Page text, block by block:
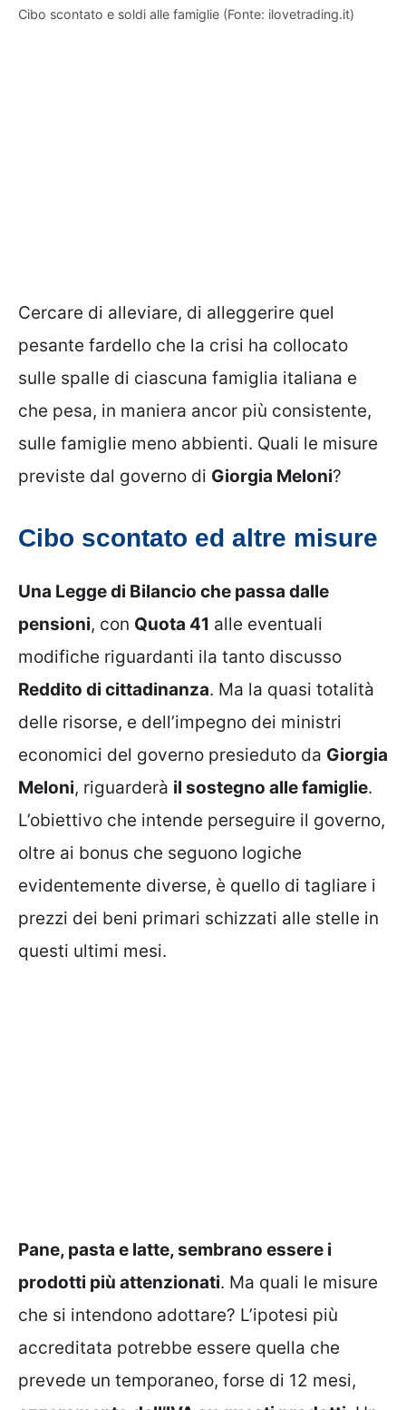
Cibo scontato e soldi alle famiglie (Fonte: ilovetrading.it)
Cercare di alleviare, di alleggerire quel
pesante fardello che la crisi ha collocato
sulle spalle di ciascuna famiglia italiana e
che pesa, in maniera ancor più consistente,
sulle famiglie meno abbienti. Quali le misure
previste dal governo di Giorgia Meloni?
Cibo scontato ed altre misure
Una Legge di Bilancio che passa dalle
pensioni, con Quota 41 alle eventuali
modifiche riguardanti ila tanto discusso
Reddito di cittadinanza. Ma la quasi totalità
delle risorse, e dell’impegno dei ministri
economici del governo presieduto da Giorgia
Meloni, riguarderà il sostegno alle famiglie.
L’obiettivo che intende perseguire il governo,
oltre ai bonus che seguono logiche
evidentemente diverse, è quello di tagliare i
prezzi dei beni primari schizzati alle stelle in
questi ultimi mesi.
Pane, pasta e latte, sembrano essere i
prodotti più attenzionati. Ma quali le misure
che si intendono adottare? L’ipotesi più
accreditata potrebbe essere quella che
prevede un temporaneo, forse di 12 mesi,